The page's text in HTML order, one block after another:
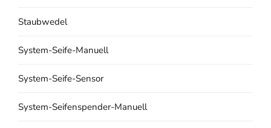
Staubwedel
System-Seife-Manuell
System-Seife-Sensor
System-Seifenspender-Manuell